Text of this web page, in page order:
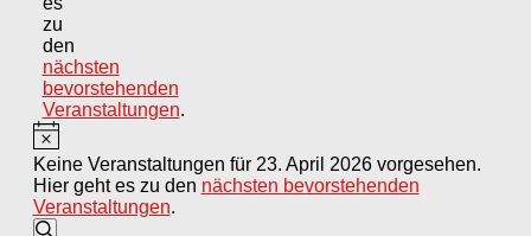
zu
den
nächsten
bevorstehenden
Veranstaltungen.
Hinweis
Keine Veranstaltungen für 23. April 2026 vorgesehen.
Hier geht es zu den nächsten bevorstehenden
Veranstaltungen.